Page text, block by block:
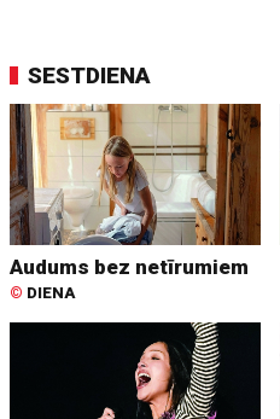
SESTDIENA
Audums bez netīrumiem
© DIENA